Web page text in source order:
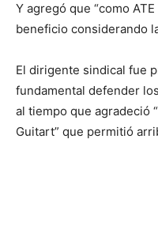
Y agregó que “como
beneficio considerando
El dirigente sindical fue
fundamental defender
al tiempo que agradeció
Guitart” que permitió